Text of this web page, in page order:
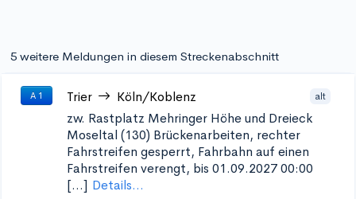
5 weitere Meldungen in diesem Streckenabschnitt
A 1 Trier Köln/Koblenz alt
zw. Rastplatz Mehringer Höhe und Dreieck
Moseltal (130) Brückenarbeiten, rechter
Fahrstreifen gesperrt, Fahrbahn auf einen
Fahrstreifen verengt, bis 01.09.2027 00:00
[...] Details...